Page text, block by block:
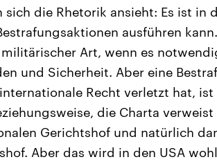
sich die Rhetorik ansieht: Es ist in
ausführen
Art, wenn es
und Sicherheit. Aber eine
Recht verletzt hat,
die Charta
Gerichtshof und natürlich
Aber das wird in den USA